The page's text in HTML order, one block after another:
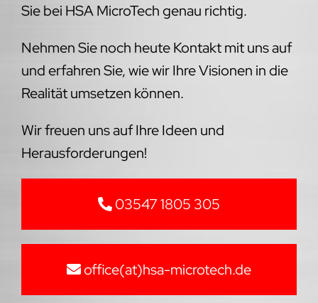
Sie bei HSA MicroTech genau richtig.
Nehmen Sie noch heute Kontakt mit uns auf
und erfahren Sie, wie wir Ihre Visionen in die
Realität umsetzen können.
Wir freuen uns auf Ihre Ideen und
Herausforderungen!
03547 1805 305
office(at)hsa-microtech.de